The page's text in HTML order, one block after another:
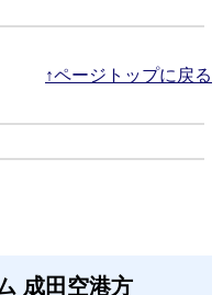
↑ページトップに戻る
成田空港方